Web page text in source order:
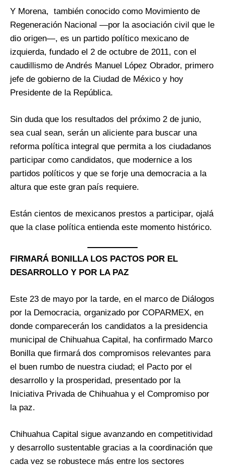
Y Morena, ​ también conocido como Movimiento de
Regeneración Nacional —por la asociación civil que le
dio origen—, es un partido político mexicano de
izquierda, fundado el 2 de octubre de 2011, con el
caudillismo de Andrés Manuel López Obrador, primero
jefe de gobierno de la Ciudad de México y hoy
Presidente de la República.
Sin duda que los resultados del próximo 2 de junio,
sea cual sean, serán un aliciente para buscar una
reforma política integral que permita a los ciudadanos
participar como candidatos, que modernice a los
partidos políticos y que se forje una democracia a la
altura que este gran país requiere.
Están cientos de mexicanos prestos a participar, ojalá
que la clase política entienda este momento histórico.
FIRMARÁ BONILLA LOS PACTOS POR EL
DESARROLLO Y POR LA PAZ
Este 23 de mayo por la tarde, en el marco de Diálogos
por la Democracia, organizado por COPARMEX, en
donde comparecerán los candidatos a la presidencia
municipal de Chihuahua Capital, ha confirmado Marco
Bonilla que firmará dos compromisos relevantes para
el buen rumbo de nuestra ciudad; el Pacto por el
desarrollo y la prosperidad, presentado por la
Iniciativa Privada de Chihuahua y el Compromiso por
la paz.
Chihuahua Capital sigue avanzando en competitividad
y desarrollo sustentable gracias a la coordinación que
cada vez se robustece más entre los sectores